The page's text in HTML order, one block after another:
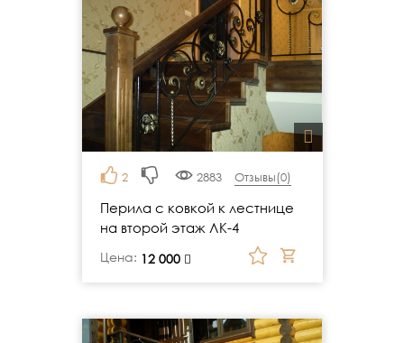
2 2883 Отзывы(0)
Перила с ковкой к лестнице
на второй этаж ЛК-4
Цена: 12 000
руб.